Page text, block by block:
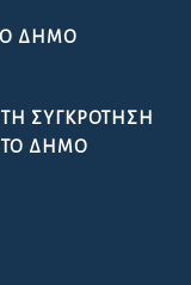
ΔΉΜΟ
ΣΥΓΚΡΌΤΗΣΗ
ΔΉΜΟ